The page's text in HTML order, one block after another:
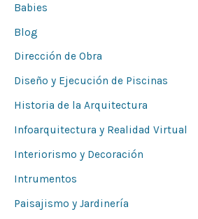
Babies
Blog
Dirección de Obra
Diseño y Ejecución de Piscinas
Historia de la Arquitectura
Infoarquitectura y Realidad Virtual
Interiorismo y Decoración
Intrumentos
Paisajismo y Jardinería